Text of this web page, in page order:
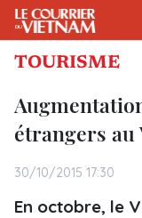
TOURISME
étrangers au
30/10/2015 17:30
En octobre, le